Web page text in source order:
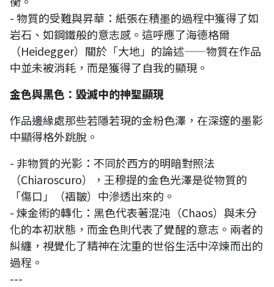
- 物質的受難與昇華：紙張在積墨的過程中獲得了如
岩石、如鋼鐵般的意志感。這呼應了海德格爾
（Heidegger）關於「大地」的論述——物質在作品
中並未被消耗，而是獲得了自我的顯現。
金色與黑色：毀滅中的神聖顯現
作品邊緣處那些若隱若現的金粉色澤，在深邃的墨影
中顯得格外跳脫。
- 非物質的光影：不同於西方的明暗對照法
（Chiaroscuro），王穆提的金色光澤是從物質的
「傷口」（褶皺）中滲透出來的。
- 煉金術的轉化：黑色代表著混沌（Chaos）與未分
化的本初狀態，而金色則代表了覺醒的意志。兩者的
糾纏，視覺化了精神在沈重的世俗生活中淬煉而出的
過程。
---